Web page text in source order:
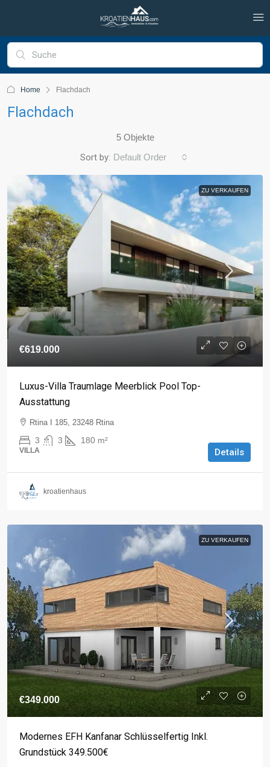
Home Flachdach
Flachdach
5 Objekte
Sort by: Default Order
ZU VERKAUFEN
€619.000
Luxus-Villa Traumlage Meerblick Pool Top-
Ausstattung
Rtina I 185, 23248 Rtina
3 3 180 m²
VILLA Details
kroatienhaus
ZU VERKAUFEN
€349.000
Modernes EFH Kanfanar Schlüsselfertig Inkl.
Grundstück 349.500€